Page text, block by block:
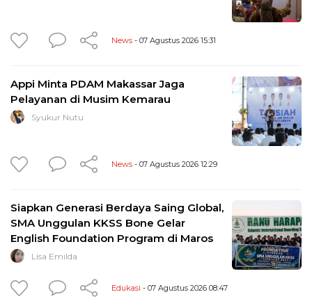
News - 07 Agustus 2026 15:31
Appi Minta PDAM Makassar Jaga
Pelayanan di Musim Kemarau
Syukur Nutu
News - 07 Agustus 2026 12:29
Siapkan Generasi Berdaya Saing Global,
SMA Unggulan KKSS Bone Gelar
English Foundation Program di Maros
Lisa Emilda
Edukasi - 07 Agustus 2026 08:47